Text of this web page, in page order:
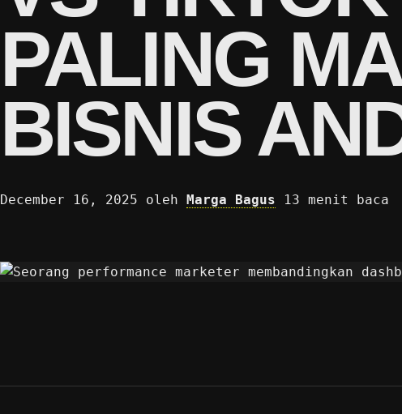
PALING
BISNIS
December 16, 2025 oleh Marga Bagus 13 menit baca